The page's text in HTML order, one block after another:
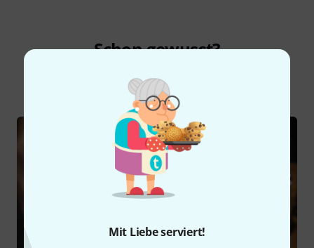
Mit Liebe serviert!
Schon gewusst?
Alle Ratgeber